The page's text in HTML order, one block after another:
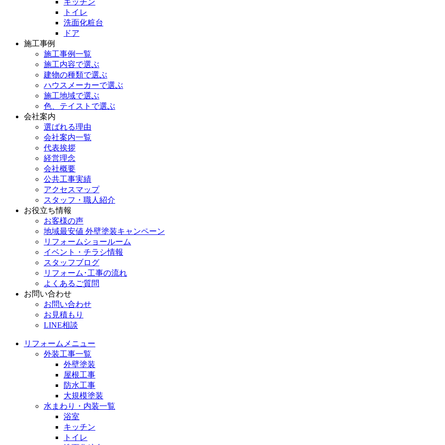
トイレ
洗面化粧台
ドア
施工事例
施工事例一覧
施工内容で選ぶ
建物の種類で選ぶ
ハウスメーカーで選ぶ
施工地域で選ぶ
色、テイストで選ぶ
会社案内
選ばれる理由
会社案内一覧
代表挨拶
経営理念
会社概要
公共工事実績
アクセスマップ
スタッフ・職人紹介
お役立ち情報
お客様の声
地域最安値 外壁塗装キャンペーン
リフォームショールーム
イベント・チラシ情報
スタッフブログ
リフォーム･工事の流れ
よくあるご質問
お問い合わせ
お問い合わせ
お見積もり
LINE相談
リフォームメニュー
外装工事一覧
外壁塗装
屋根工事
防水工事
大規模塗装
水まわり・内装一覧
浴室
キッチン
トイレ